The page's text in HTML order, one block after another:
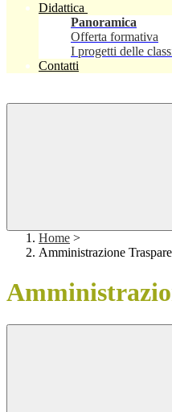
Didattica
Panoramica
Offerta formativa
I progetti delle
Contatti
Home >
Amministrazione